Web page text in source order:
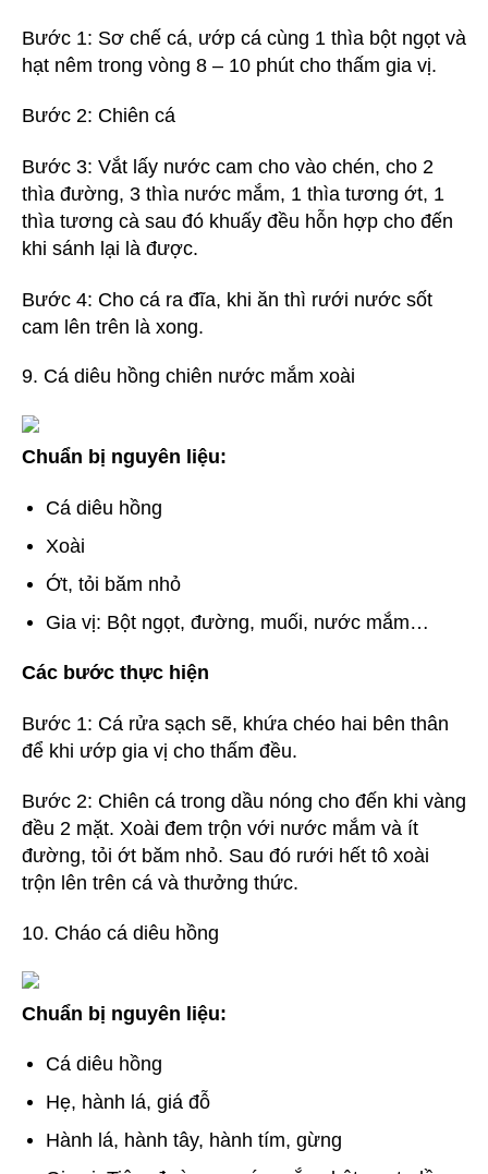
Bước 1: Sơ chế cá, ướp cá cùng 1 thìa bột ngọt và
hạt nêm trong vòng 8 – 10 phút cho thấm gia vị.
Bước 2: Chiên cá
Bước 3: Vắt lấy nước cam cho vào chén, cho 2
thìa đường, 3 thìa nước mắm, 1 thìa tương ớt, 1
thìa tương cà sau đó khuấy đều hỗn hợp cho đến
khi sánh lại là được.
Bước 4: Cho cá ra đĩa, khi ăn thì rưới nước sốt
cam lên trên là xong.
9. Cá diêu hồng chiên nước mắm xoài
Chuẩn bị nguyên liệu:
Cá diêu hồng
Xoài
Ớt, tỏi băm nhỏ
Gia vị: Bột ngọt, đường, muối, nước mắm…
Các bước thực hiện
Bước 1: Cá rửa sạch sẽ, khứa chéo hai bên thân
để khi ướp gia vị cho thấm đều.
Bước 2: Chiên cá trong dầu nóng cho đến khi vàng
đều 2 mặt. Xoài đem trộn với nước mắm và ít
đường, tỏi ớt băm nhỏ. Sau đó rưới hết tô xoài
trộn lên trên cá và thưởng thức.
10. Cháo cá diêu hồng
Chuẩn bị nguyên liệu:
Cá diêu hồng
Hẹ, hành lá, giá đỗ
Hành lá, hành tây, hành tím, gừng